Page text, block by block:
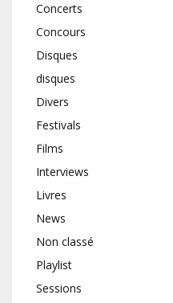
Concerts
Concours
Disques
disques
Divers
Festivals
Films
Interviews
Livres
News
Non classé
Playlist
Sessions